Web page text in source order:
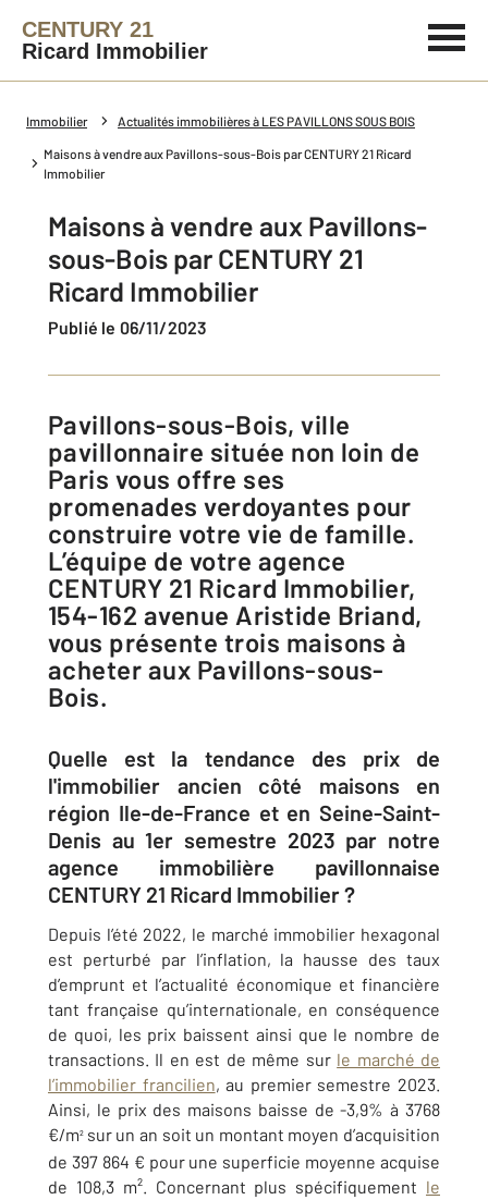
CENTURY 21
Ricard Immobilier
Immobilier Actualités immobilières à LES PAVILLONS SOUS BOIS
Maisons à vendre aux Pavillons-sous-Bois par CENTURY 21 Ricard
Immobilier
Maisons à vendre aux Pavillons-
sous-Bois par CENTURY 21
Ricard Immobilier
Publié le 06/11/2023
Pavillons-sous-Bois, ville
pavillonnaire située non loin de
Paris vous offre ses
promenades verdoyantes pour
construire votre vie de famille.
L’équipe de votre agence
CENTURY 21 Ricard Immobilier,
154-162 avenue Aristide Briand,
vous présente trois maisons à
acheter aux Pavillons-sous-
Bois.
Quelle est la tendance des prix de
l'immobilier ancien côté maisons en
région Ile-de-France et en Seine-Saint-
Denis au 1er semestre 2023 par notre
agence immobilière pavillonnaise
CENTURY 21 Ricard Immobilier ?
Depuis l’été 2022, le marché immobilier hexagonal
est perturbé par l’inflation, la hausse des taux
d’emprunt et l’actualité économique et financière
tant française qu’internationale, en conséquence
de quoi, les prix baissent ainsi que le nombre de
transactions. Il en est de même sur le marché de
l’immobilier francilien, au premier semestre 2023.
Ainsi, le prix des maisons baisse de -3,9% à 3768
€/m² sur un an soit un montant moyen d’acquisition
de 397 864 € pour une superficie moyenne acquise
de 108,3 m². Concernant plus spécifiquement le